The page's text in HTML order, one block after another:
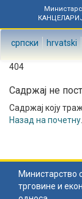
српски hrvatski
404
Садржај не
Садржај коју
Назад на почетну
Министарство
трговине и